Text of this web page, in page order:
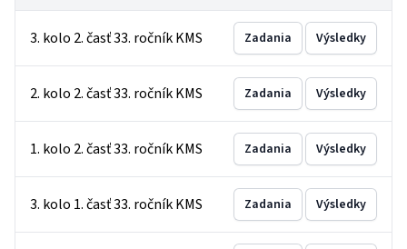
3. kolo 2. časť 33. ročník KMS Zadania Výsledky
2. kolo 2. časť 33. ročník KMS Zadania Výsledky
1. kolo 2. časť 33. ročník KMS Zadania Výsledky
3. kolo 1. časť 33. ročník KMS Zadania Výsledky